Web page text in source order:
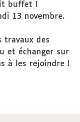
buffet !
13 novembre.
travaux des
et échanger sur
à les rejoindre !